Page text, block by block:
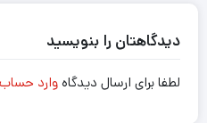
دیدگاهتان را بنویسید
لطفا برای ارسال دیدگاهوارد حساب